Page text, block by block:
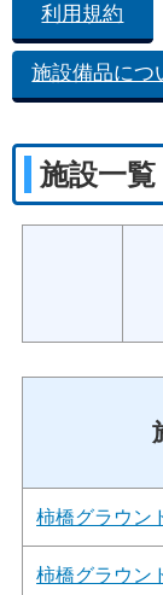
利用規約
施設備品につ
施設一覧
柿橋グラウ
柿橋グラウ